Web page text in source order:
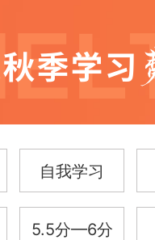
自我学习
5.5分—6分